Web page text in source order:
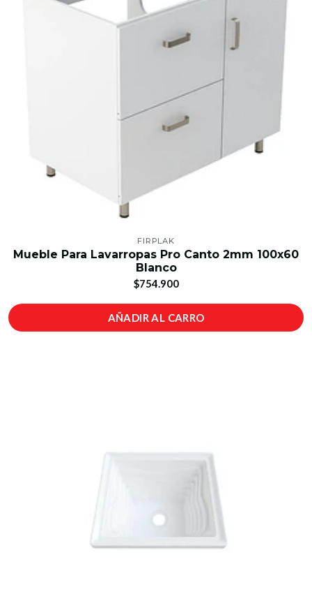
FIRPLAK
Mueble Para Lavarropas Pro Canto 2mm 100x60
Blanco
$754.900
AÑADIR AL CARRO